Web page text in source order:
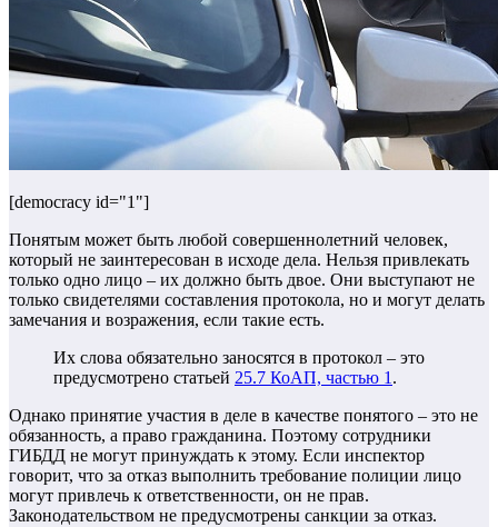
[democracy id="1"]
Понятым может быть любой совершеннолетний человек,
который не заинтересован в исходе дела. Нельзя привлекать
только одно лицо – их должно быть двое. Они выступают не
только свидетелями составления протокола, но и могут делать
замечания и возражения, если такие есть.
Их слова обязательно заносятся в протокол – это
предусмотрено статьей 25.7 КоАП, частью 1 .
Однако принятие участия в деле в качестве понятого – это не
обязанность, а право гражданина. Поэтому сотрудники
ГИБДД не могут принуждать к этому. Если инспектор
говорит, что за отказ выполнить требование полиции лицо
могут привлечь к ответственности, он не прав.
Законодательством не предусмотрены санкции за отказ.